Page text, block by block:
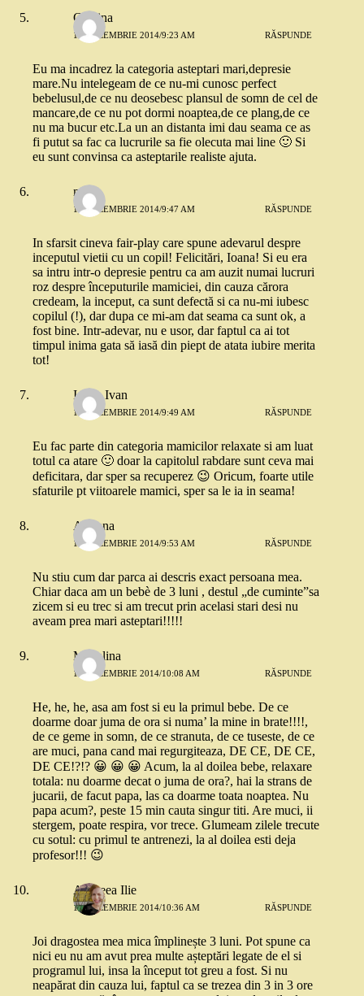
Cristina
15 DECEMBRIE 2014/9:23 AM RĂSPUNDE
Eu ma incadrez la categoria asteptari mari,depresie
mare.Nu intelegeam de ce nu-mi cunosc perfect
bebelusul,de ce nu deosebesc plansul de somn de cel de
mancare,de ce nu pot dormi noaptea,de ce plang,de ce
nu ma bucur etc.La un an distanta imi dau seama ce as
fi putut sa fac ca lucrurile sa fie olecuta mai line 🙂 Si
eu sunt convinsa ca asteptarile realiste ajuta.
mari
15 DECEMBRIE 2014/9:47 AM RĂSPUNDE
In sfarsit cineva fair-play care spune adevarul despre
inceputul vietii cu un copil! Felicitări, Ioana! Si eu era
sa intru intr-o depresie pentru ca am auzit numai lucruri
roz despre începuturile mamiciei, din cauza cărora
credeam, la inceput, ca sunt defectă si ca nu-mi iubesc
copilul (!), dar dupa ce mi-am dat seama ca sunt ok, a
fost bine. Intr-adevar, nu e usor, dar faptul ca ai tot
timpul inima gata să iasă din piept de atata iubire merita
tot!
Ioana Ivan
15 DECEMBRIE 2014/9:49 AM RĂSPUNDE
Eu fac parte din categoria mamicilor relaxate si am luat
totul ca atare 🙂 doar la capitolul rabdare sunt ceva mai
deficitara, dar sper sa recuperez 😉 Oricum, foarte utile
sfaturile pt viitoarele mamici, sper sa le ia in seama!
Adriana
15 DECEMBRIE 2014/9:53 AM RĂSPUNDE
Nu stiu cum dar parca ai descris exact persoana mea.
Chiar daca am un bebè de 3 luni , destul „de cuminte”sa
zicem si eu trec si am trecut prin acelasi stari desi nu
aveam prea mari asteptari!!!!!
Madalina
15 DECEMBRIE 2014/10:08 AM RĂSPUNDE
He, he, he, asa am fost si eu la primul bebe. De ce
doarme doar juma de ora si numa’ la mine in brate!!!!,
de ce geme in somn, de ce stranuta, de ce tuseste, de ce
are muci, pana cand mai regurgiteaza, DE CE, DE CE,
DE CE!?!? 😀 😀 😀 Acum, la al doilea bebe, relaxare
totala: nu doarme decat o juma de ora?, hai la strans de
jucarii, de facut papa, las ca doarme toata noaptea. Nu
papa acum?, peste 15 min cauta singur titi. Are muci, ii
stergem, poate respira, vor trece. Glumeam zilele trecute
cu sotul: cu primul te antrenezi, la al doilea esti deja
profesor!!! 😉
Andreea Ilie
15 DECEMBRIE 2014/10:36 AM RĂSPUNDE
Joi dragostea mea mica împlinește 3 luni. Pot spune ca
nici eu nu am avut prea multe așteptări legate de el si
programul lui, insa la început tot greu a fost. Si nu
neapărat din cauza lui, faptul ca se trezea din 3 in 3 ore